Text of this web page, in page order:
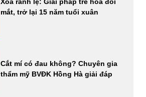
Xóa rãnh lệ: Giải pháp trẻ hóa đôi
mắt, trở lại 15 năm tuổi xuân
Cắt mí có đau không? Chuyên gia
thẩm mỹ BVĐK Hồng Hà giải đáp